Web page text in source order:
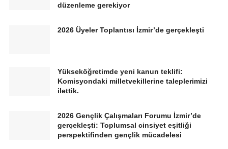
düzenleme gerekiyor
2026 Üyeler Toplantısı İzmir’de gerçekleşti
Yükseköğretimde yeni kanun teklifi:
Komisyondaki milletvekillerine taleplerimizi
ilettik.
2026 Gençlik Çalışmaları Forumu İzmir’de
gerçekleşti: Toplumsal cinsiyet eşitliği
perspektifinden gençlik mücadelesi